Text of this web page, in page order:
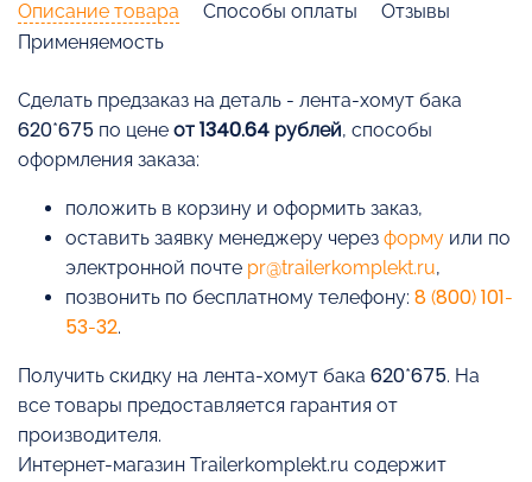
Описание товара Способы оплаты
Отзывы
Применяемость
Cделать предзаказ на деталь - лента-хомут бака
620*675 по цене от 1340.64 рублей, способы
оформления заказа:
положить в корзину и оформить заказ,
оставить заявку менеджеру через форму или по
электронной почте pr@trailerkomplekt.ru,
позвонить по бесплатному телефону: 8 (800) 101-
53-32.
Получить скидку на лента-хомут бака 620*675. На
все товары предоставляется гарантия от
производителя.
Интернет-магазин Trailerkomplekt.ru содержит